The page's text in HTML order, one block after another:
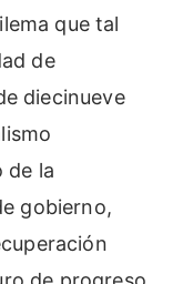
que tal
de
diecinueve
de la
gobierno,